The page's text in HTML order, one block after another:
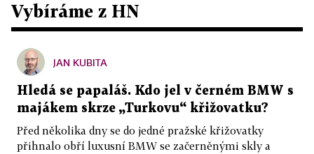
Vybíráme z HN
JAN KUBITA
Hledá se papaláš. Kdo jel v černém BMW s
majákem skrze „Turkovu“ křižovatku?
Před několika dny se do jedné pražské křižovatky
přihnalo obří luxusní BMW se začerněnými skly a